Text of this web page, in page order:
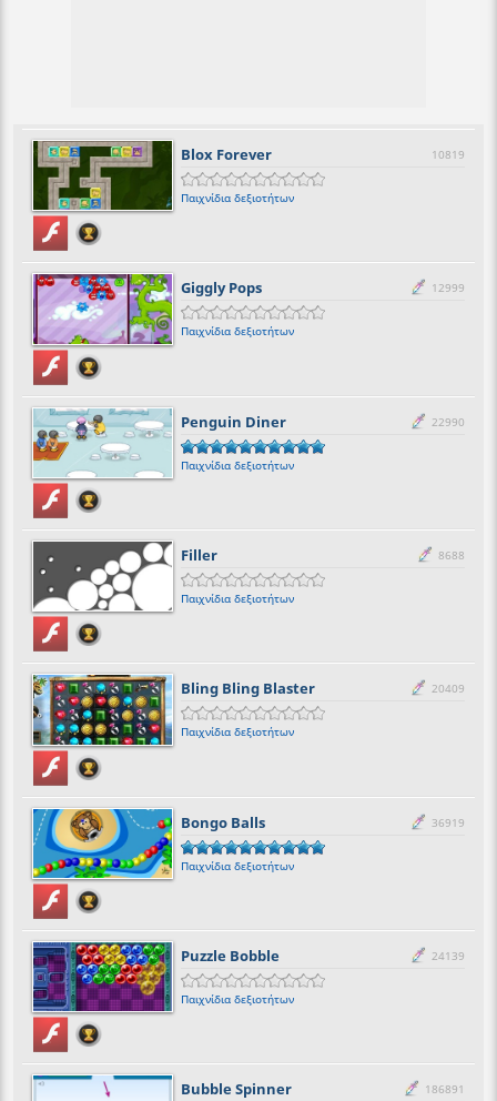
Blox Forever 10819
Παιχνίδια δεξιοτήτων
Giggly Pops 12999
Παιχνίδια δεξιοτήτων
Penguin Diner 22990
Παιχνίδια δεξιοτήτων
Filler 8688
Παιχνίδια δεξιοτήτων
Bling Bling Blaster 20409
Παιχνίδια δεξιοτήτων
Bongo Balls 36919
Παιχνίδια δεξιοτήτων
Puzzle Bobble 24139
Παιχνίδια δεξιοτήτων
Bubble Spinner 186891